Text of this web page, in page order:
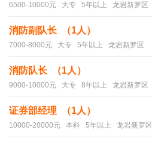
6500-10000元 大专 5年以上 龙岩新罗区
消防副队长 （1人）
7000-8000元 大专 5年以上 龙岩新罗区
消防队长 （1人）
9000-10000元 大专 8年以上 龙岩新罗区
证券部经理 （1人）
10000-20000元 本科 5年以上 龙岩新罗区